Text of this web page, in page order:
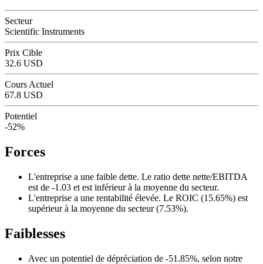
Secteur
Scientific Instruments
Prix Cible
32.6 USD
Cours Actuel
67.8 USD
Potentiel
-52%
Forces
L'entreprise a une faible dette. Le ratio dette nette/EBITDA
est de -1.03 et est inférieur à la moyenne du secteur.
L'entreprise a une rentabilité élevée. Le ROIC (15.65%) est
supérieur à la moyenne du secteur (7.53%).
Faiblesses
Avec un potentiel de dépréciation de -51.85%, selon notre